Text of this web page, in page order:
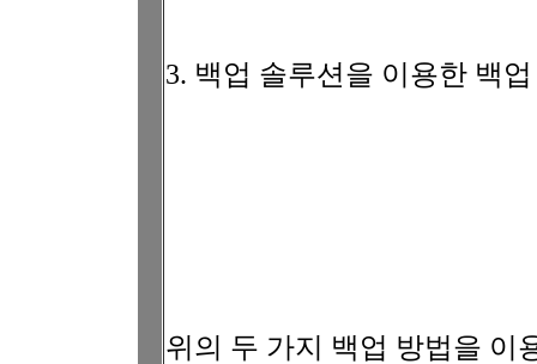
3. 백업 솔루션을 이용한 백
위의 두 가지 백업 방법을 이